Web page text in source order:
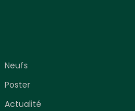
Neufs
Poster
Actualité